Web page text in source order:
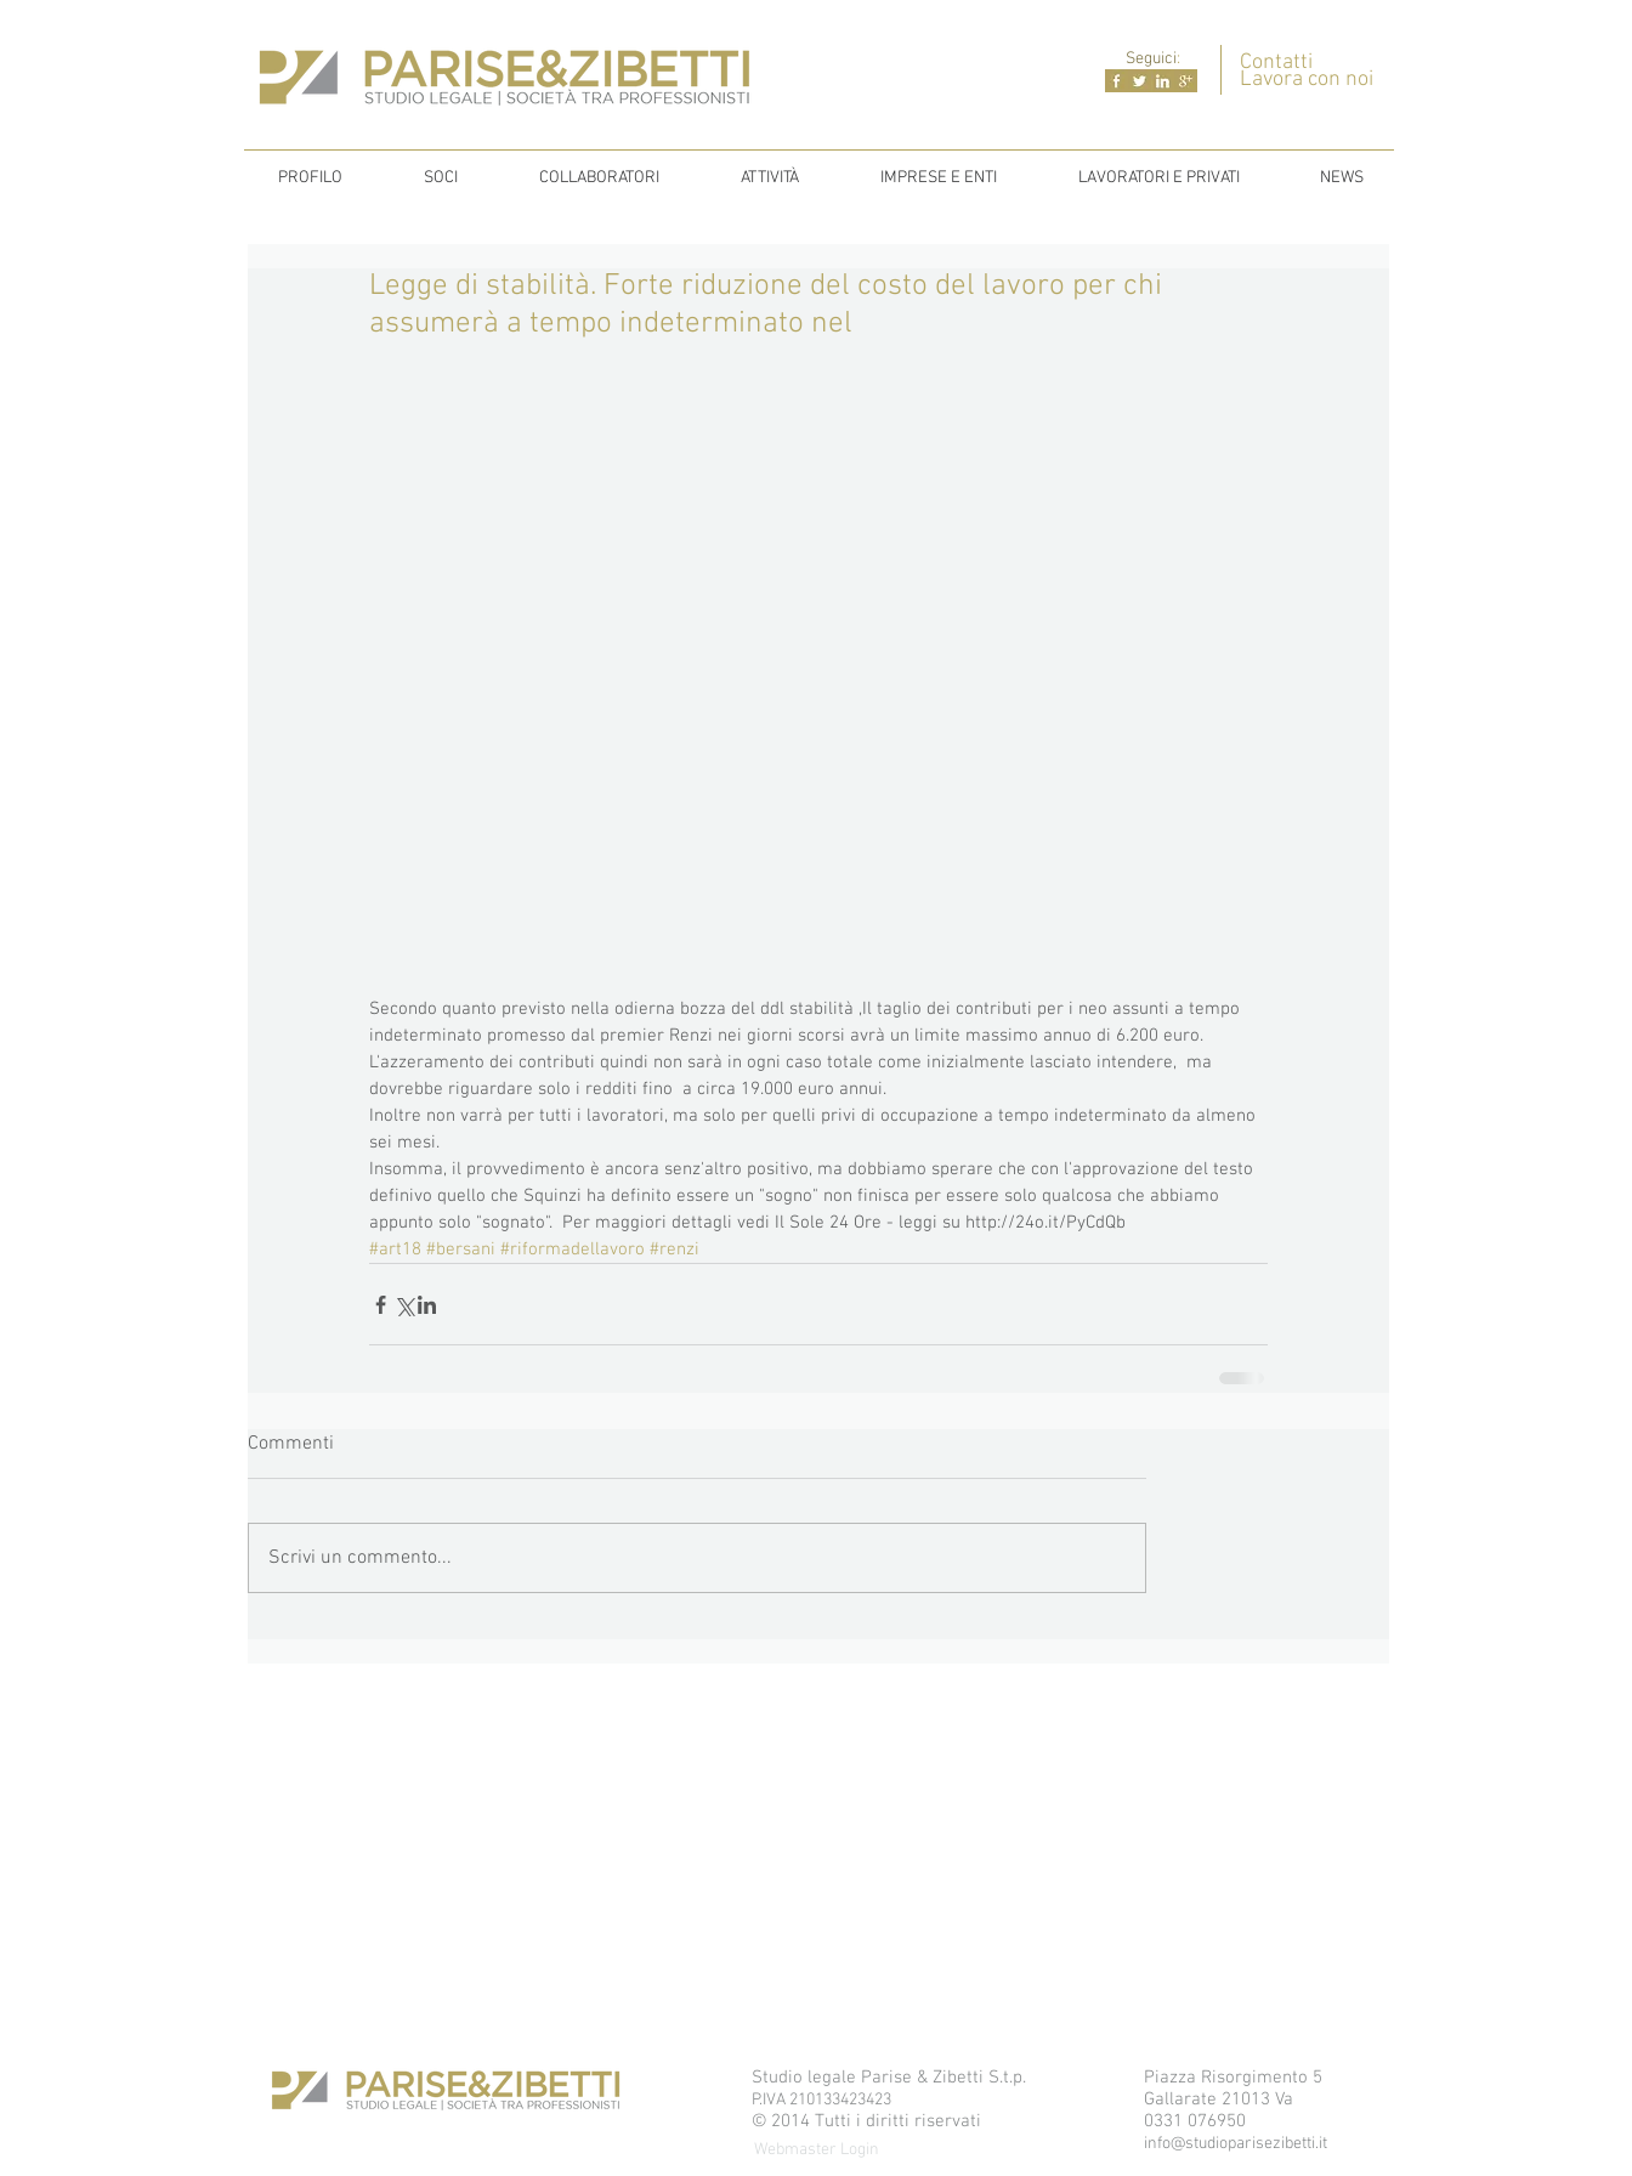
Seguici:
Lavora con noi
Contatti
PROFILO SOCI COLLABORATORI ATTIVITÀ IMPRESE E ENTI LAVORATORI E PRIVATI NEWS
Legge di stabilità. Forte riduzione del costo del lavoro per chi
assumerà a tempo indeterminato nel
Secondo quanto previsto nella odierna bozza del ddl stabilità ,Il taglio dei contributi per i neo assunti a tempo
indeterminato promesso dal premier Renzi nei giorni scorsi avrà un limite massimo annuo di 6.200 euro.
L'azzeramento dei contributi quindi non sarà in ogni caso totale come inizialmente lasciato intendere,  ma
dovrebbe riguardare solo i redditi fino  a circa 19.000 euro annui.
Inoltre non varrà per tutti i lavoratori, ma solo per quelli privi di occupazione a tempo indeterminato da almeno
sei mesi.
Insomma, il provvedimento è ancora senz'altro positivo, ma dobbiamo sperare che con l'approvazione del testo
definivo quello che Squinzi ha definito essere un "sogno" non finisca per essere solo qualcosa che abbiamo
appunto solo "sognato".  Per maggiori dettagli vedi Il Sole 24 Ore - leggi su http://24o.it/PyCdQb
#art18 #bersani #riformadellavoro #renzi
Commenti
Scrivi un commento...
Studio legale Parise & Zibetti S.t.p.
P.IVA 210133423423
© 2014 Tutti i diritti riservati
Webmaster Login
Piazza Risorgimento 5
Gallarate 21013 Va
0331 076950
info@studioparisezibetti.it